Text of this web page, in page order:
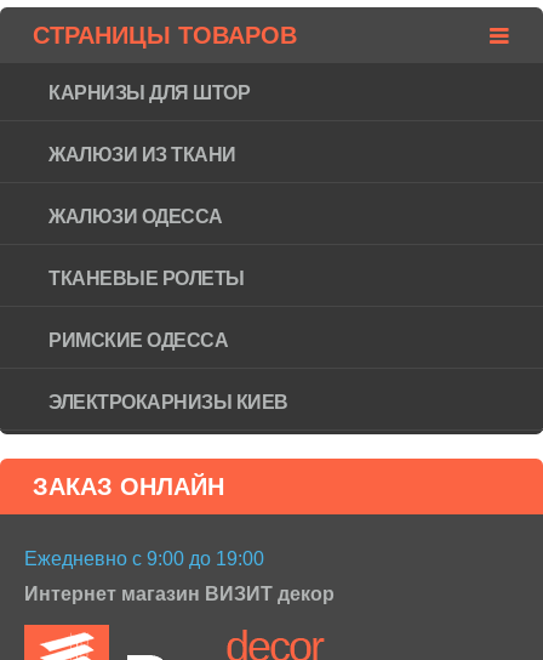
СТРАНИЦЫ ТОВАРОВ
КАРНИЗЫ ДЛЯ ШТОР
ЖАЛЮЗИ ИЗ ТКАНИ
ЖАЛЮЗИ ОДЕССА
ТКАНЕВЫЕ РОЛЕТЫ
РИМСКИЕ ОДЕССА
ЭЛЕКТРОКАРНИЗЫ КИЕВ
ЗАКАЗ ОНЛАЙН
Ежедневно с 9:00 до 19:00
Интернет магазин ВИЗИТ декор